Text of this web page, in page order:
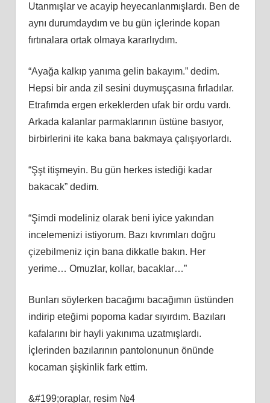
Utanmışlar ve acayip heyecanlanmışlardı. Ben de
aynı durumdaydım ve bu gün içlerinde kopan
fırtınalara ortak olmaya kararlıydım.
“Ayağa kalkıp yanıma gelin bakayım.” dedim.
Hepsi bir anda zil sesini duymuşçasına fırladılar.
Etrafımda ergen erkeklerden ufak bir ordu vardı.
Arkada kalanlar parmaklarının üstüne basıyor,
birbirlerini ite kaka bana bakmaya çalışıyorlardı.
“Şşt itişmeyin. Bu gün herkes istediği kadar
bakacak” dedim.
“Şimdi modeliniz olarak beni iyice yakından
incelemenizi istiyorum. Bazı kıvrımları doğru
çizebilmeniz için bana dikkatle bakın. Her
yerime… Omuzlar, kollar, bacaklar…”
Bunları söylerken bacağımı bacağımın üstünden
indirip eteğimi popoma kadar sıyırdım. Bazıları
kafalarını bir hayli yakınıma uzatmışlardı.
İçlerinden bazılarının pantolonunun önünde
kocaman şişkinlik fark ettim.
&#199;oraplar, resim №4